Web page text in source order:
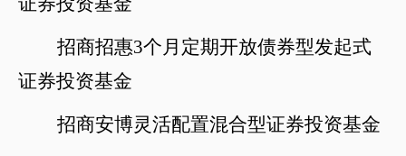
招商招惠3个月定期开放债券型发起式
证券投资基金
招商安博灵活配置混合型证券投资基金